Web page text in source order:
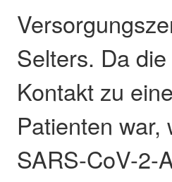
Selters. Da
Kontakt zu
Patienten
SARS-CoV-2-